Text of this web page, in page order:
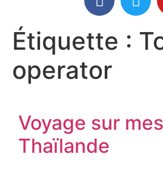
Étiquette :
operator
Voyage sur
Thaïlande